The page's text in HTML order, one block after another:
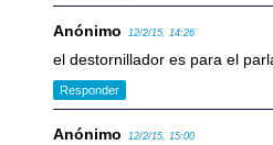
Anónimo 12/2/15, 14:26
el destornillador es para el
Responder
Anónimo 12/2/15, 15:00